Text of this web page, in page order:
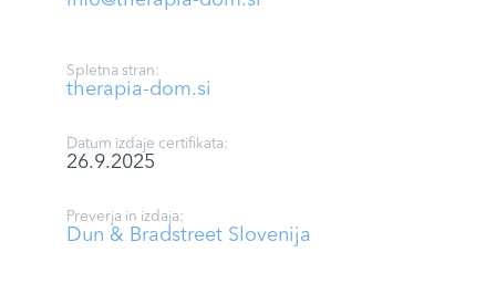
Spletna stran:
therapia-dom.si
Datum izdaje certifikata:
26.9.2025
Preverja in izdaja:
Dun & Bradstreet Slovenija